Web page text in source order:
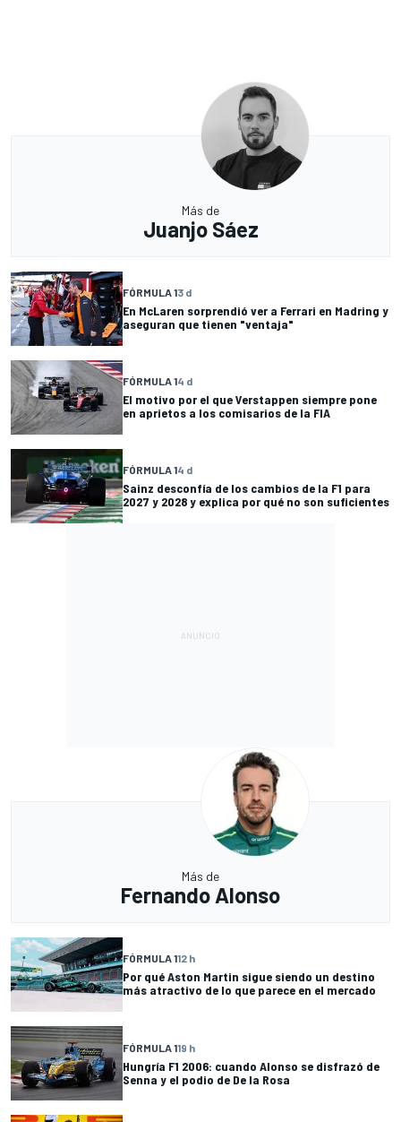
Más de
Juanjo Sáez
FÓRMULA 13 d
En McLaren sorprendió ver a Ferrari en Madring y
aseguran que tienen "ventaja"
FÓRMULA 14 d
El motivo por el que Verstappen siempre pone
en aprietos a los comisarios de la FIA
FÓRMULA 14 d
Sainz desconfía de los cambios de la F1 para
2027 y 2028 y explica por qué no son suficientes
Más de
Fernando Alonso
FÓRMULA 112 h
Por qué Aston Martin sigue siendo un destino
más atractivo de lo que parece en el mercado
FÓRMULA 119 h
Hungría F1 2006: cuando Alonso se disfrazó de
Senna y el podio de De la Rosa